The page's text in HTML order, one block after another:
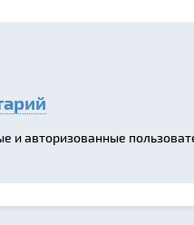
и авторизованные